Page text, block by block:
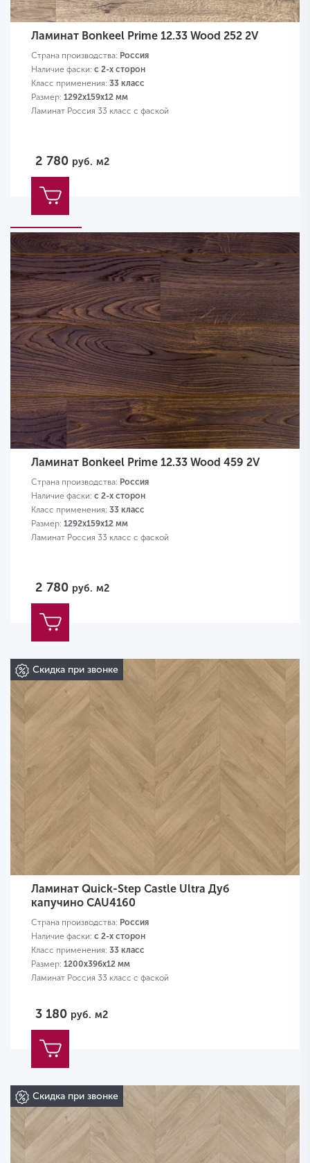
Ламинат Bonkeel Prime 12.33 Wood 252 2V
Страна производства: Россия
Наличие фаски: с 2-х сторон
Класс применения: 33 класс
Размер: 1292х159х12 мм
Ламинат Россия 33 класс с фаской
2 780 руб. м2
Ламинат Bonkeel Prime 12.33 Wood 459 2V
Страна производства: Россия
Наличие фаски: с 2-х сторон
Класс применения: 33 класс
Размер: 1292х159х12 мм
Ламинат Россия 33 класс с фаской
2 780 руб. м2
Скидка при звонке
Ламинат Quick-Step Castle Ultra Дуб
капучино CAU4160
Страна производства: Россия
Наличие фаски: с 2-х сторон
Класс применения: 33 класс
Размер: 1200х396х12 мм
Ламинат Россия 33 класс с фаской
3 180 руб. м2
Скидка при звонке